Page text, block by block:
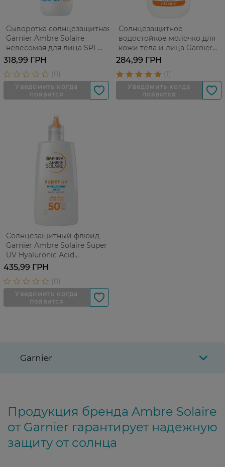
Сыворотка солнцезащитная
Garnier Ambre Solaire
невесомая для лица SPF
50+ 30 мл
318,99 ГРН
Солнцезащитное
водостойкое молочко для
кожи тела и лица Garnier
Ambre Solaire Увлажнение
24 часа с витамином С SPF
50+ 175 мл
284,99 ГРН
Солнцезащитный флюид
Garnier Ambre Solaire Super
UV Hyaluronic Acid
Hydrating Fluid SPF 50+
Увлажняющий 40 мл
435,99 ГРН
Garnier
Продукция бренда Ambre Solaire
от Garnier гарантирует надежную
защиту от солнца